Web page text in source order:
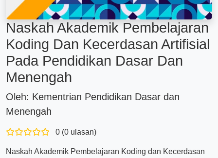
Naskah Akademik Pembelajaran
Koding Dan Kecerdasan Artifisial
Pada Pendidikan Dasar Dan
Menengah
Oleh: Kementrian Pendidikan Dasar dan
Menengah
0 (0 ulasan)
Naskah Akademik Pembelajaran Koding dan Kecerdasan